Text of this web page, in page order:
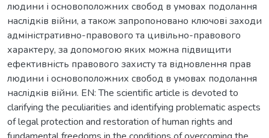
людини і основоположних свобод в умовах подолання
наслідків війни, а також запропоновано ключові заходи
адміністративно-правового та цивільно-правового
характеру, за допомогою яких можна підвищити
ефективність правового захисту та відновлення прав
людини і основоположних свобод в умовах подолання
наслідків війни. EN: The scientific article is devoted to
clarifying the peculiarities and identifying problematic aspects
of legal protection and restoration of human rights and